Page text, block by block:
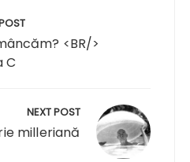
<BR/>
C
NEXT POST
milleriană